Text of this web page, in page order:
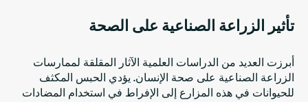
تأثير الزراعة الصناعية على الصحة
أبرزت العديد من الدراسات العلمية الآثار المقلقة لممارسات
الزراعة الصناعية على صحة الإنسان. يؤدي الحبس المكثف
للحيوانات في هذه المزارع إلى الإفراط في استخدام المضادات